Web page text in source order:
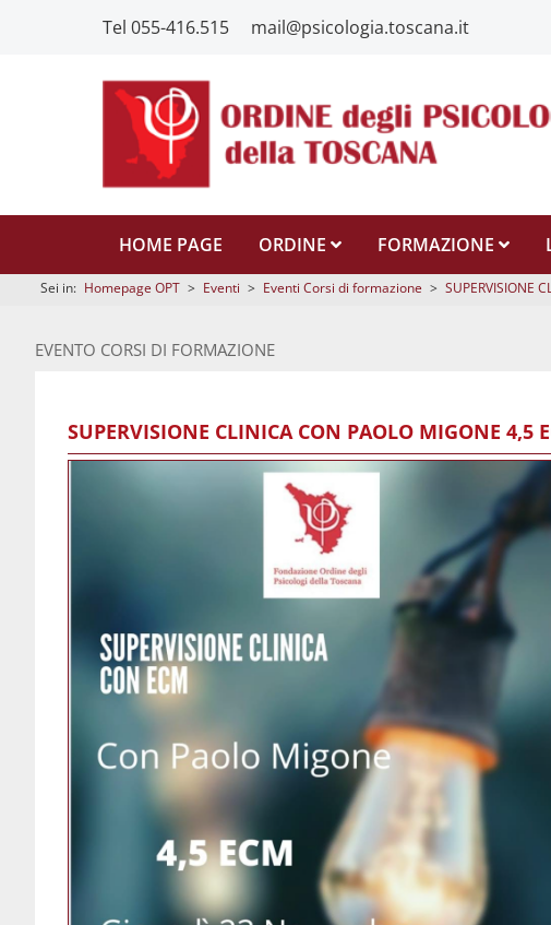
Tel 055-416.515 mail@psicologia.toscana.it
HOME PAGE ORDINE FORMAZIONE
Sei in: Homepage OPT > Eventi > Eventi Corsi di formazione > SUPERVISIONE
EVENTO CORSI DI FORMAZIONE
SUPERVISIONE CLINICA CON PAOLO MIGONE 4,5